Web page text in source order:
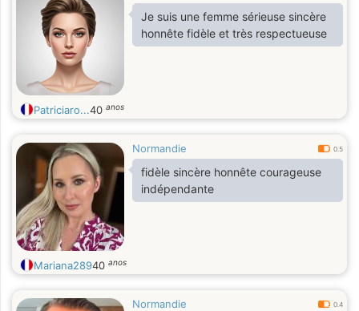
Je suis une femme sérieuse sincère
honnête fidèle et très respectueuse
Patriciaro...40 anos
Normandie 0.5
fidèle sincère honnête courageuse
indépendante
Mariana28940 anos
Normandie 0.4